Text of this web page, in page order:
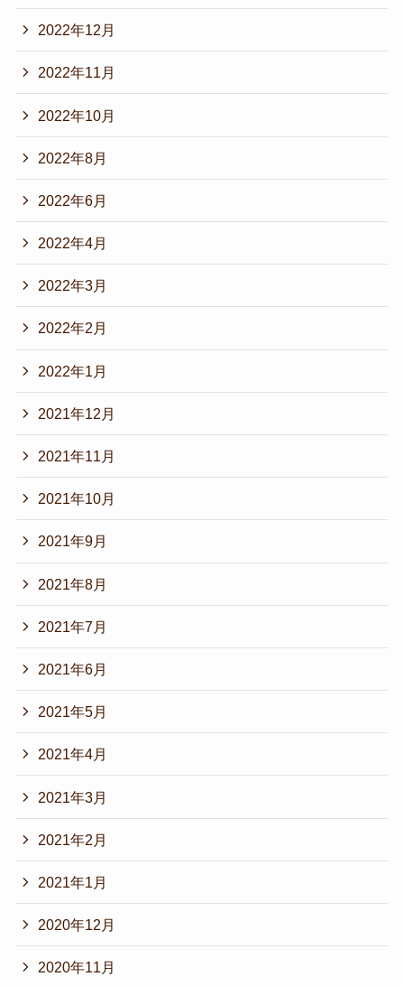
2022年12月
2022年11月
2022年10月
2022年8月
2022年6月
2022年4月
2022年3月
2022年2月
2022年1月
2021年12月
2021年11月
2021年10月
2021年9月
2021年8月
2021年7月
2021年6月
2021年5月
2021年4月
2021年3月
2021年2月
2021年1月
2020年12月
2020年11月